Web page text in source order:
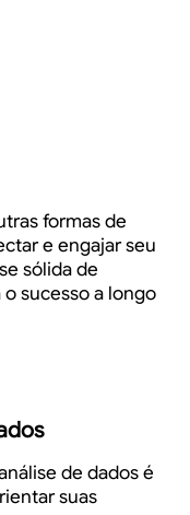
formas de
e engajar seu
sólida de
sucesso a longo
de dados é
suas